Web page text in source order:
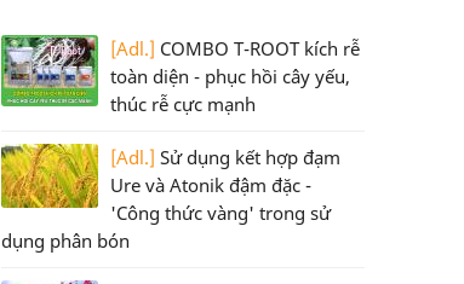
[Adl.] COMBO T-ROOT kích rễ
toàn diện - phục hồi cây yếu,
thúc rễ cực mạnh
[Adl.] Sử dụng kết hợp đạm
Ure và Atonik đậm đặc -
'Công thức vàng' trong sử
dụng phân bón